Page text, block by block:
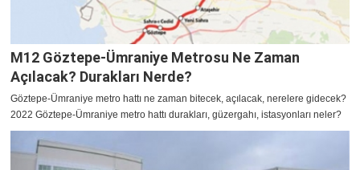
M12 Göztepe-Ümraniye Metrosu Ne Zaman
Açılacak? Durakları Nerde?
Göztepe-Ümraniye metro hattı ne zaman bitecek, açılacak, nerelere gidecek?
2022 Göztepe-Ümraniye metro hattı durakları, güzergahı, istasyonları neler?